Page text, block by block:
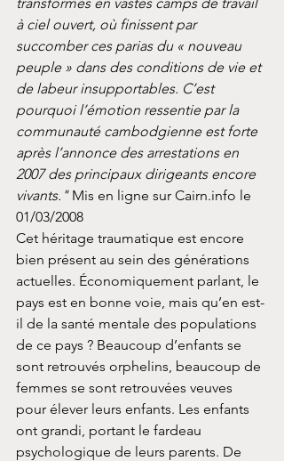
à ciel ouvert, où finissent par
succomber ces parias du « nouveau
peuple » dans des conditions de vie et
de labeur insupportables. C’est
pourquoi l’émotion ressentie par la
communauté cambodgienne est forte
après l’annonce des arrestations en
2007 des principaux dirigeants encore
vivants." Mis en ligne sur Cairn.info le
01/03/2008
Cet héritage traumatique est encore
bien présent au sein des générations
actuelles. Économiquement parlant, le
pays est en bonne voie, mais qu’en est-
il de la santé mentale des populations
de ce pays ? Beaucoup d’enfants se
sont retrouvés orphelins, beaucoup de
femmes se sont retrouvées veuves
pour élever leurs enfants. Les enfants
ont grandi, portant le fardeau
psychologique de leurs parents. De